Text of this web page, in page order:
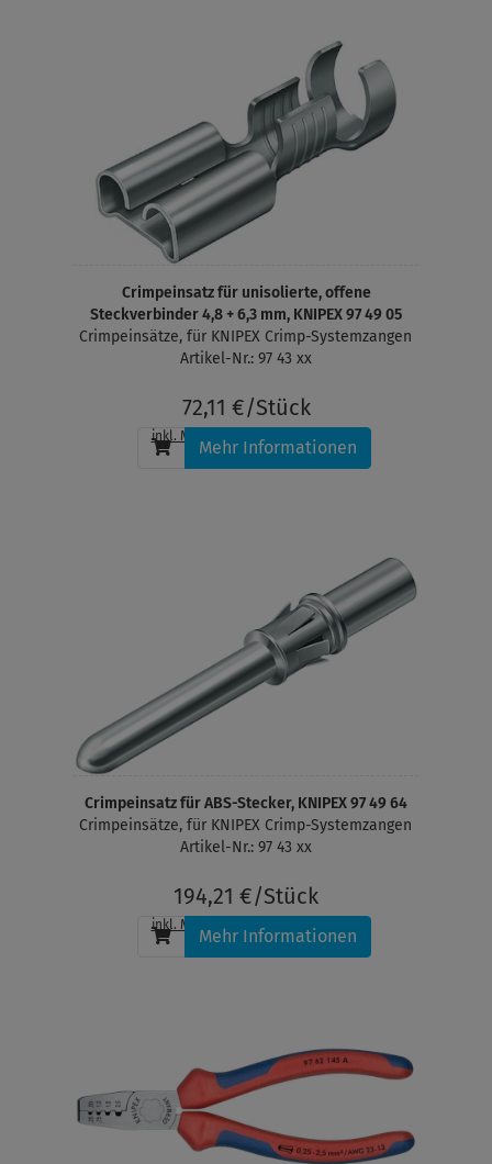
Crimpeinsatz für unisolierte, offene
Steckverbinder 4,8 + 6,3 mm, KNIPEX 97 49 05
Crimpeinsätze, für KNIPEX Crimp-Systemzangen
Artikel-Nr.: 97 43 xx
72,11 €/Stück
inkl. MwSt. , zzgl. Versandkosten
Mehr Informationen
Crimpeinsatz für ABS-Stecker, KNIPEX 97 49 64
Crimpeinsätze, für KNIPEX Crimp-Systemzangen
Artikel-Nr.: 97 43 xx
194,21 €/Stück
inkl. MwSt.
Mehr Informationen